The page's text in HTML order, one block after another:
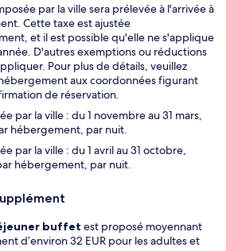
par la ville sera prélevée à l'arrivée à
Cette taxe est ajustée
et il est possible qu'elle ne s'applique
D'autres exemptions ou réductions
Pour plus de détails, veuillez
aux coordonnées figurant
de réservation.
par la ville : du 1 novembre au 31 mars,
hébergement, par nuit.
par la ville : du 1 avril au 31 octobre,
hébergement, par nuit.
buffet est proposé moyennant
d’environ 32 EUR pour les adultes et